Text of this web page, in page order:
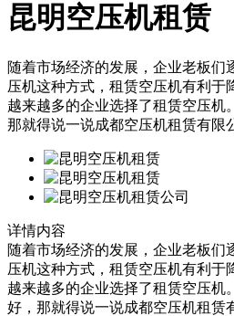
昆明空压机租赁
随着市场经济的发展，企业老板们
压机这种方式，租赁空压机有利于
越来越多的企业选择了租赁空压机
那就得说一说成都空压机租赁有限
详情内容
随着市场经济的发展，企业老板们
压机这种方式，租赁空压机有利于
越来越多的企业选择了租赁空压机
好，那就得说一说成都空压机租赁